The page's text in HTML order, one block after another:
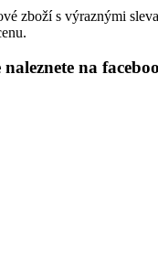
zboží s výraznými
na